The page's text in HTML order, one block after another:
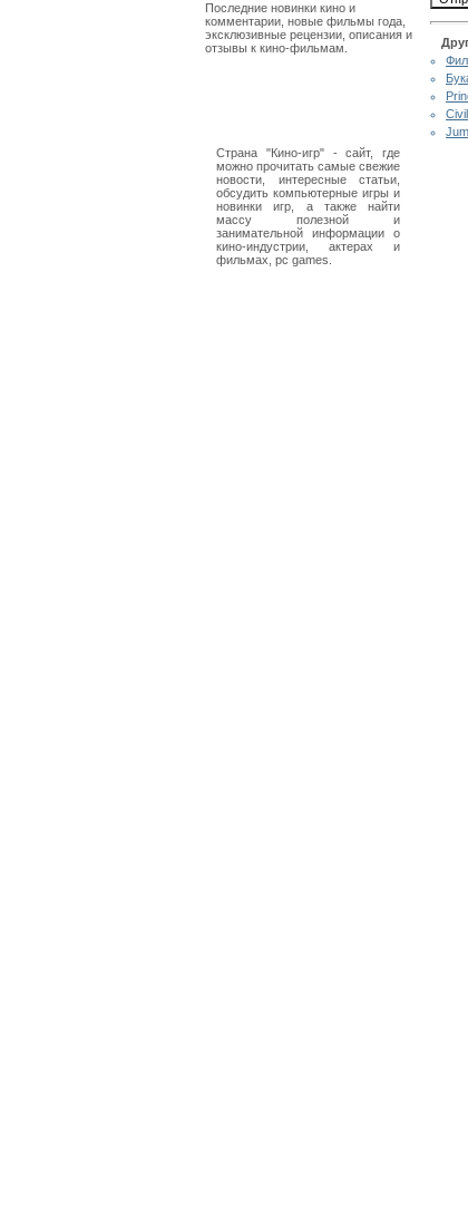
Последние новинки кино и
комментарии, новые фильмы года,
эксклюзивные рецензии, описания и
отзывы к кино-фильмам.
Страна "Кино-игр" - сайт, где
можно прочитать самые свежие
новости, интересные статьи,
обсудить компьютерные игры и
новинки игр, а также найти
массу полезной и
занимательной информации о
кино-индустрии, актерах и
фильмах, pc games.